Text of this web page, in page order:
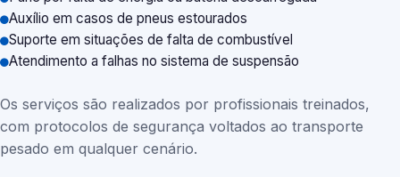
Auxílio em casos de pneus estourados
Suporte em situações de falta de combustível
Atendimento a falhas no sistema de suspensão
Os serviços são realizados por profissionais treinados,
com protocolos de segurança voltados ao transporte
pesado em qualquer cenário.